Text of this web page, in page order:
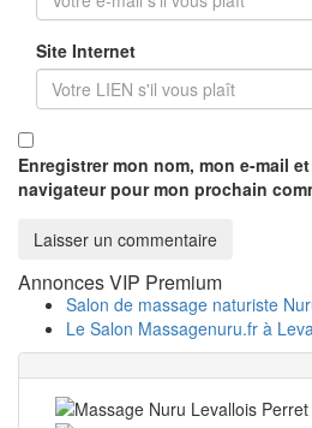
Site Internet
Enregistrer mon nom, mon e-mail
navigateur pour mon prochain
Annonces VIP Premium
Salon de massage naturiste
Le Salon Massagenuru.fr à